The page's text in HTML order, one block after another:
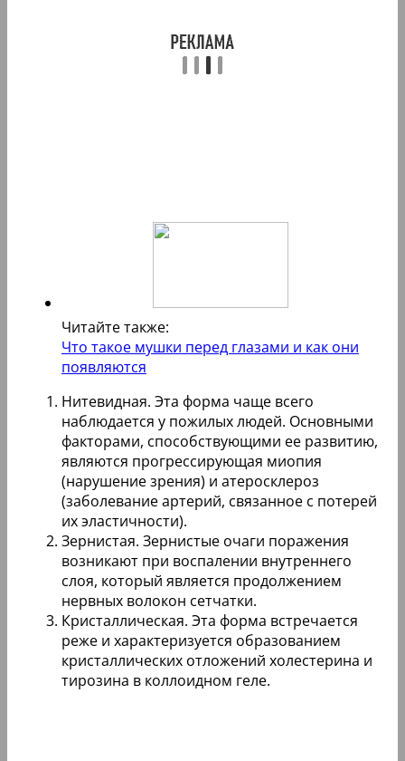
Читайте также:
Что такое мушки перед глазами и как они
появляются
Нитевидная. Эта форма чаще всего
наблюдается у пожилых людей. Основными
факторами, способствующими ее развитию,
являются прогрессирующая миопия
(нарушение зрения) и атеросклероз
(заболевание артерий, связанное с потерей
их эластичности).
Зернистая. Зернистые очаги поражения
возникают при воспалении внутреннего
слоя, который является продолжением
нервных волокон сетчатки.
Кристаллическая. Эта форма встречается
реже и характеризуется образованием
кристаллических отложений холестерина и
тирозина в коллоидном геле.